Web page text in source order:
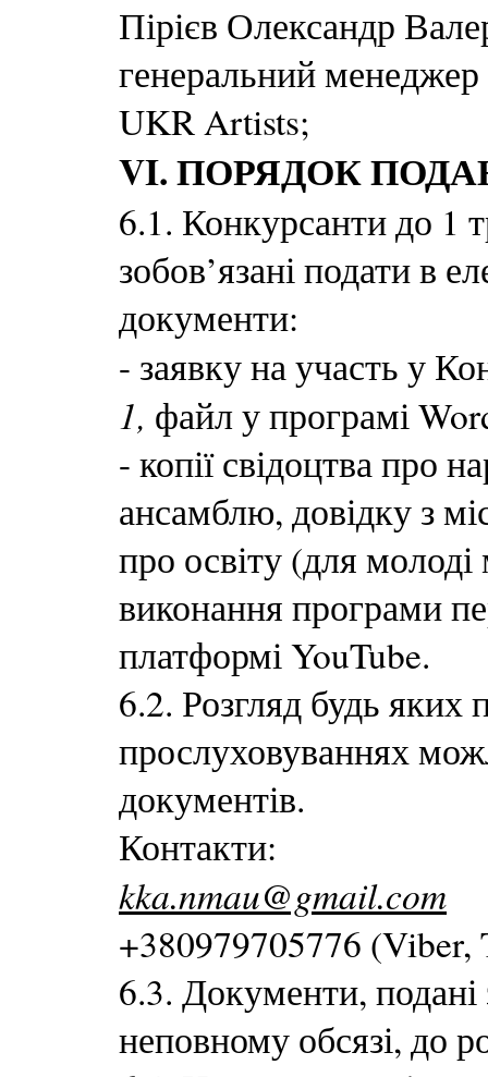
Пірієв Олександр
генеральний менеджер
UKR Artists;
VI. ПОРЯДОК
6.1. Конкурсанти до 1
зобов’язані подати в
документи:
- заявку на участь у
1, файл у програмі
- копії свідоцтва про
ансамблю, довідку з
про освіту (для
виконання програми
платформі YouTube.
6.2. Розгляд будь яких
прослуховуваннях
документів.
Контакти:
kka.nmau@gmail.com
+380979705776 (Viber,
6.3. Документи,
неповному обсязі, до